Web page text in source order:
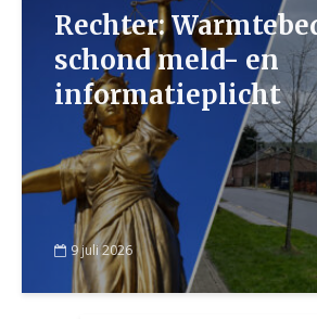
Rechter:
schond meld- en
informatieplicht
9 juli 2026